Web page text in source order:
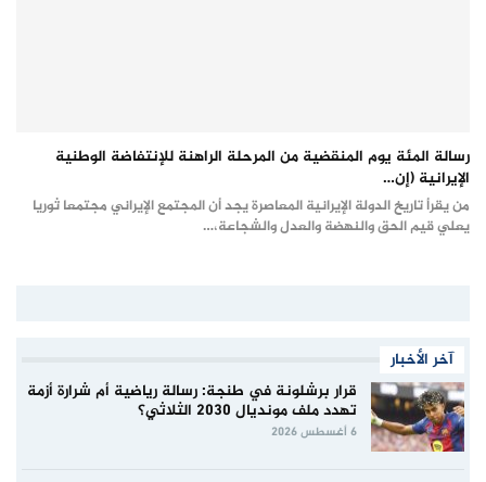
رسالة المئة يوم المنقضية من المرحلة الراهنة للإنتفاضة الوطنية
الإيرانية (إن…
من يقرأ تاريخ الدولة الإيرانية المعاصرة يجد أن المجتمع الإيراني مجتمعا ثوريا
يعلي قيم الحق والنهضة والعدل والشجاعة،…
آخر الأخبار
قرار برشلونة في طنجة: رسالة رياضية أم شرارة أزمة
تهدد ملف مونديال 2030 الثلاثي؟
6 أغسطس 2026